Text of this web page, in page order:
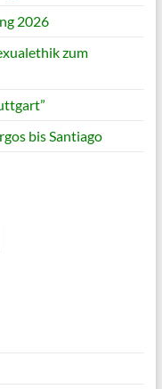
2026
zum
bis Santiago